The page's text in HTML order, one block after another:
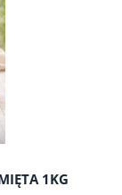
1KG